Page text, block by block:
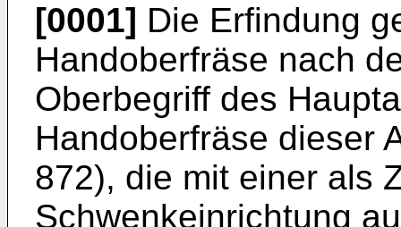
[0001] Die Erfindung
Handoberfräse nach
Oberbegriff des
Handoberfräse dieser
872), die mit einer als
Schwenkeinrichtung